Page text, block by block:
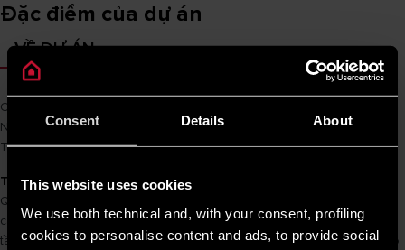
Consent Details About
This website uses cookies
We use both technical and, with your consent, profiling
cookies to personalise content and ads, to provide social
Đặc điểm của dự án
VỀ DỰ ÁN
Chủ đầu tư
Nhà thầu chínhUnicons
Tên sản phẩmPRO R 40 SH 2.5 FE / PRO R 80 H 2.5 FE
Thông tin dự án
Q2 Thảo Điền là dự án phức hợp bao gồm tòa tháp 32 tầng với 315
căn hộ cao cấp nằm trên khối đế 6 tầng với 15 căn hộ thương mại, 1
tầng tiện ích, chỗ để xe rộng rãi và cạnh bên là khối căn hộ dành cho